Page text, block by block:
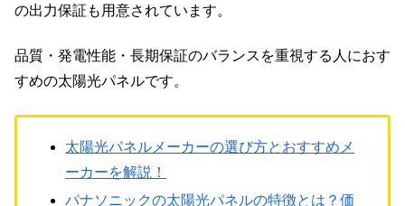
の出力保証も用意されています。
品質・発電性能・長期保証のバランスを重視する人におす
すめの太陽光パネルです。
太陽光パネルメーカーの選び方とおすすめメ
ーカーを解説！
パナソニックの太陽光パネルの特徴とは？価